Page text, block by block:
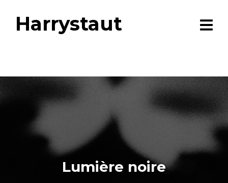
Harrystaut
Lumière noire